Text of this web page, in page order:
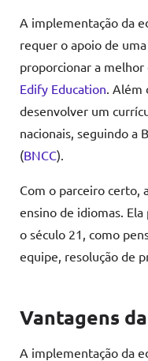
A implementação da
requer o apoio de
proporcionar a melhor
Edify Education .
desenvolver um
nacionais, seguindo a
(BNCC).
Com o parceiro certo,
ensino de idiomas.
o século 21, como
equipe, resolução de
Vantagens
A implementação da